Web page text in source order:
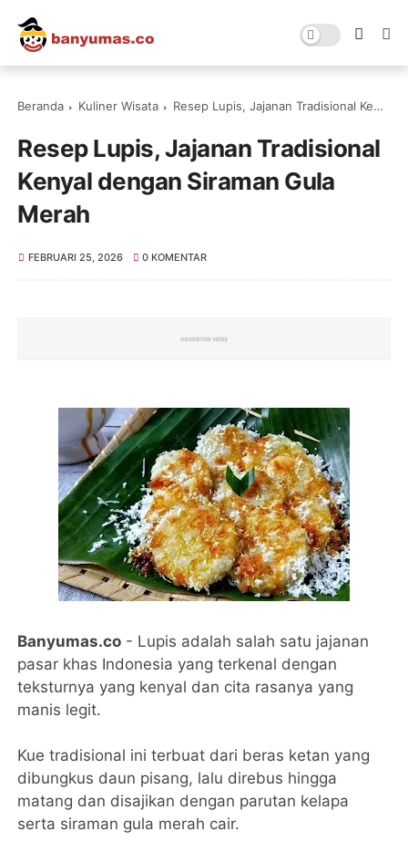
Beranda Kuliner Wisata Resep Lupis, Jajanan Tradisional Kenyal dengan Siraman Gula Merah
Resep Lupis, Jajanan Tradisional
Kenyal dengan Siraman Gula
Merah
FEBRUARI 25, 2026 0 KOMENTAR
Banyumas.co - Lupis adalah salah satu jajanan
pasar khas Indonesia yang terkenal dengan
teksturnya yang kenyal dan cita rasanya yang
manis legit.
Kue tradisional ini terbuat dari beras ketan yang
dibungkus daun pisang, lalu direbus hingga
matang dan disajikan dengan parutan kelapa
serta siraman gula merah cair.